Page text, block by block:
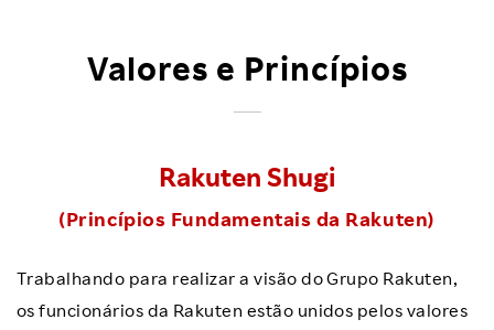
Valores e Princípios
Rakuten Shugi
(Princípios Fundamentais da Rakuten)
Trabalhando para realizar a visão do Grupo Rakuten,
os funcionários da Rakuten estão unidos pelos valores